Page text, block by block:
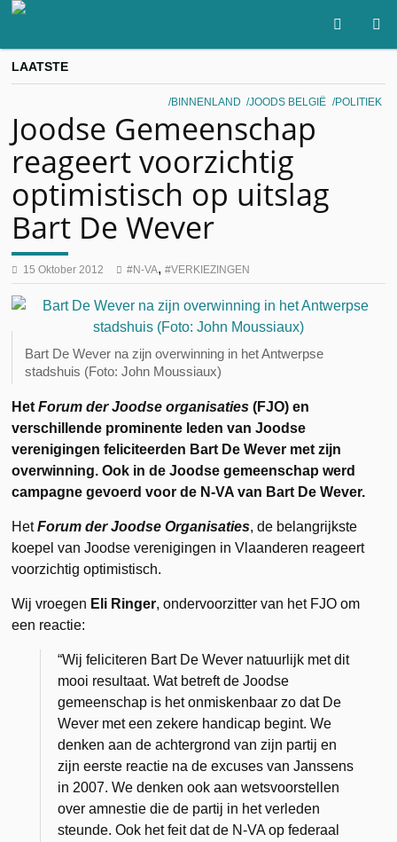
LAATSTE
BINNENLAND JOODS BELGIË POLITIEK
Joodse Gemeenschap
reageert voorzichtig
optimistisch op uitslag
Bart De Wever
15 Oktober 2012 N-VA, VERKIEZINGEN
Bart De Wever na zijn overwinning in het Antwerpse
stadshuis (Foto: John Moussiaux)
HetForum der Joodse organisaties (FJO) en
verschillende prominente leden van Joodse
verenigingen feliciteerden Bart De Wever met zijn
overwinning. Ook in de Joodse gemeenschap werd
campagne gevoerd voor de N-VA van Bart De Wever.
HetForum der Joodse Organisaties, de belangrijkste
koepel van Joodse verenigingen in Vlaanderen reageert
voorzichtig optimistisch.
Wij vroegen Eli Ringer, ondervoorzitter van het FJO om
een reactie:
“Wij feliciteren Bart De Wever natuurlijk met dit
mooi resultaat. Wat betreft de Joodse
gemeenschap is het onmiskenbaar zo dat De
Wever met een zekere handicap begint. We
denken aan de achtergrond van zijn partij en
zijn eerste reactie na de excuses van Janssens
in 2007. We denken ook aan wetsvoorstellen
over amnestie die de partij in het verleden
steunde. Ook het feit dat de N-VA op federaal